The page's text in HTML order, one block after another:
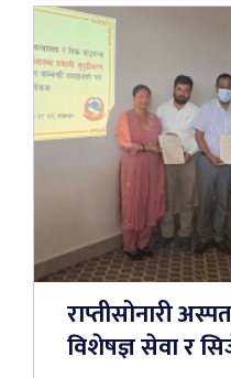
राप्तीसोनारी
विशेषज्ञ सेवा र